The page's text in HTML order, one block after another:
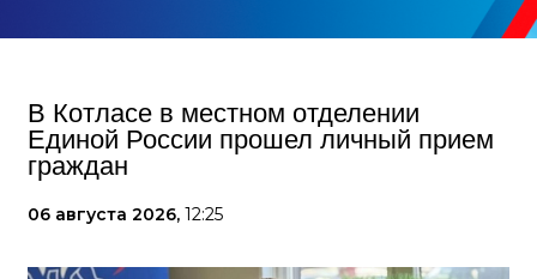
В Котласе в местном отделении
Единой России прошел личный прием
граждан
06 августа 2026, 12:25